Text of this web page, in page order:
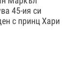
45-ия си
с принц Хари